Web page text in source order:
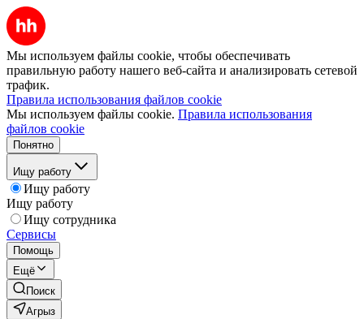
Мы используем файлы cookie, чтобы обеспечивать
правильную работу нашего веб-сайта и анализировать сетевой
трафик.
Правила использования файлов cookie
Мы используем файлы cookie. Правила использования
файлов cookie
Понятно
Ищу работу
Ищу работу
Ищу работу
Ищу сотрудника
Сервисы
Помощь
Ещё
Поиск
Агрыз